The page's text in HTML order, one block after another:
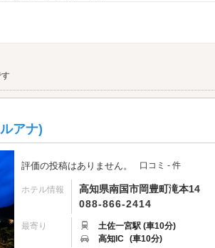
アナ)
評価の投稿はありません。 口コミ - 件
ホテル情報
高知県南国市岡豊町滝本14
088-866-2414
最寄り
土佐一宮駅 (車10分)
高知IC (車10分)